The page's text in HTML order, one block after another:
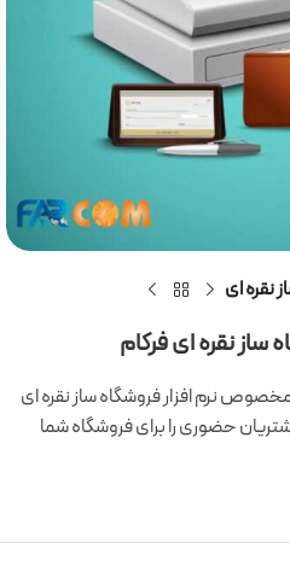
نقره ای
نقره ای فرکام
نرم افزار فروشگاه ساز نقره ای
حضوری را برای فروشگاه شما